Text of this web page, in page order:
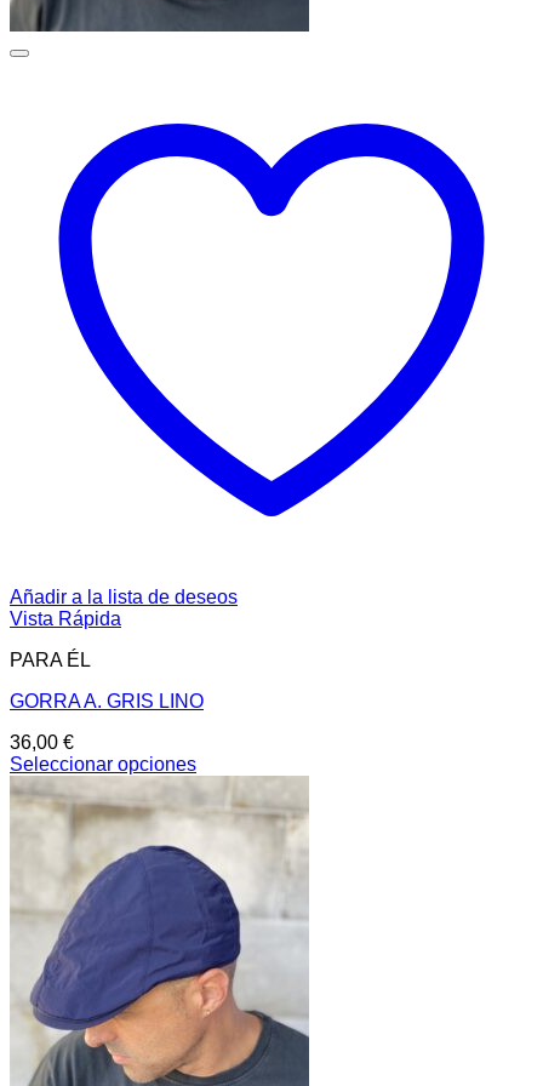
Añadir a la lista de deseos
Vista Rápida
PARA ÉL
GORRA A. GRIS LINO
36,00 €
Seleccionar opciones
Este
producto
variantes.
Las
opciones
pueden
elegir
en
página